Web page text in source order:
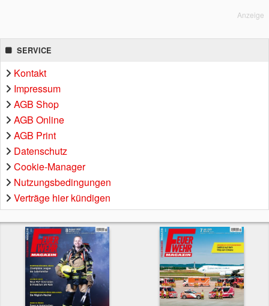
Anzeige
SERVICE
Kontakt
Impressum
AGB Shop
AGB Online
AGB Print
Datenschutz
Cookie-Manager
Nutzungsbedingungen
Verträge hier kündigen